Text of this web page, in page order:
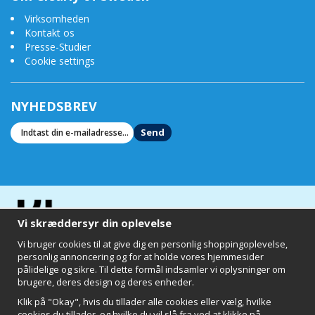
grund til at få et vandfilter Klart 3-trins brusefilter og vandrenser.
Et brusebad i kloreret vand kan være en af ​​dagens største
sundhedsrisici! På kort sigt kan kloreret vand irritere øjne, bihuler, hals,
hud og lunger, tørre hår og hovedbund og svække immunsystemet. På
lang sigt inkluderer risikoen en markant øget produktion af frie
genmutation og en reduceret evne til at omdanne kolesterol og
Et vandfilterbruser eller badefilter reducerer klor og giver dig også
sundhed -THINK CLEARLY!
Virksomheden
Kontakt os
Presse-Studier
Cookie settings
NYHEDSBREV
Send
Vi skræddersyr din oplevelse
Vi bruger cookies til at give dig en personlig shoppingoplevelse,
personlig annoncering og for at holde vores hjemmesider
pålidelige og sikre. Til dette formål indsamler vi oplysninger om
brugere, deres design og deres enheder.
Klik på "Okay", hvis du tillader alle cookies eller vælg, hvilke